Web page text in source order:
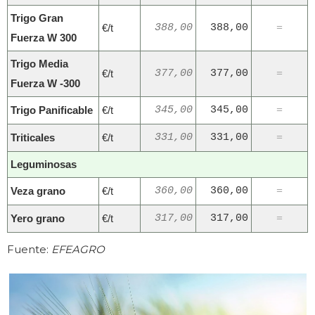
Trigo Gran
Fuerza W 300
€/t 388,00 388,00 =
Trigo Media
Fuerza W -300
€/t 377,00 377,00 =
Trigo Panificable €/t 345,00 345,00 =
Triticales €/t 331,00 331,00 =
Leguminosas
Veza grano €/t 360,00 360,00 =
Yero grano €/t 317,00 317,00 =
Fuente: EFEAGRO